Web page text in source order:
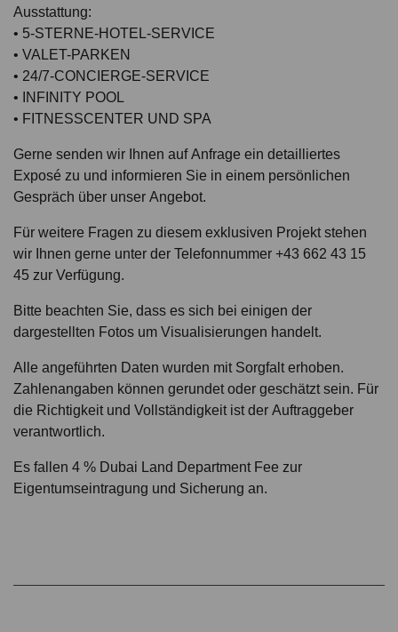
Ausstattung:
• 5-STERNE-HOTEL-SERVICE
• VALET-PARKEN
• 24/7-CONCIERGE-SERVICE
• INFINITY POOL
• FITNESSCENTER UND SPA
Gerne senden wir Ihnen auf Anfrage ein detailliertes
Exposé zu und informieren Sie in einem persönlichen
Gespräch über unser Angebot.
Für weitere Fragen zu diesem exklusiven Projekt stehen
wir Ihnen gerne unter der Telefonnummer +43 662 43 15
45 zur Verfügung.
Bitte beachten Sie, dass es sich bei einigen der
dargestellten Fotos um Visualisierungen handelt.
Alle angeführten Daten wurden mit Sorgfalt erhoben.
Zahlenangaben können gerundet oder geschätzt sein. Für
die Richtigkeit und Vollständigkeit ist der Auftraggeber
verantwortlich.
Es fallen 4 % Dubai Land Department Fee zur
Eigentumseintragung und Sicherung an.